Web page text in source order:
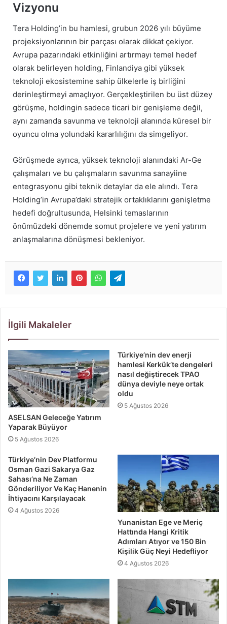
Vizyonu
Tera Holding’in bu hamlesi, grubun 2026 yılı büyüme
projeksiyonlarının bir parçası olarak dikkat çekiyor.
Avrupa pazarındaki etkinliğini artırmayı temel hedef
olarak belirleyen holding, Finlandiya gibi yüksek
teknoloji ekosistemine sahip ülkelerle iş birliğini
derinleştirmeyi amaçlıyor. Gerçekleştirilen bu üst düzey
görüşme, holdingin sadece ticari bir genişleme değil,
aynı zamanda savunma ve teknoloji alanında küresel bir
oyuncu olma yolundaki kararlılığını da simgeliyor.
Görüşmede ayrıca, yüksek teknoloji alanındaki Ar-Ge
çalışmaları ve bu çalışmaların savunma sanayiine
entegrasyonu gibi teknik detaylar da ele alındı. Tera
Holding’in Avrupa’daki stratejik ortaklıklarını genişletme
hedefi doğrultusunda, Helsinki temaslarının
önümüzdeki dönemde somut projelere ve yeni yatırım
anlaşmalarına dönüşmesi bekleniyor.
İlgili Makaleler
ASELSAN Geleceğe Yatırım
Yaparak Büyüyor
5 Ağustos 2026
Türkiye’nin dev enerji
hamlesi Kerkük’te dengeleri
nasıl değiştirecek TPAO
dünya deviyle neye ortak
oldu
5 Ağustos 2026
Türkiye’nin Dev Platformu
Osman Gazi Sakarya Gaz
Sahası’na Ne Zaman
Gönderiliyor Ve Kaç Hanenin
İhtiyacını Karşılayacak
4 Ağustos 2026
Yunanistan Ege ve Meriç
Hattında Hangi Kritik
Adımları Atıyor ve 150 Bin
Kişilik Güç Neyi Hedefliyor
4 Ağustos 2026